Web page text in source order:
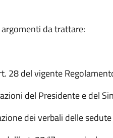
da trattare:
28 del vigente
del Presidente e del
dei verbali delle